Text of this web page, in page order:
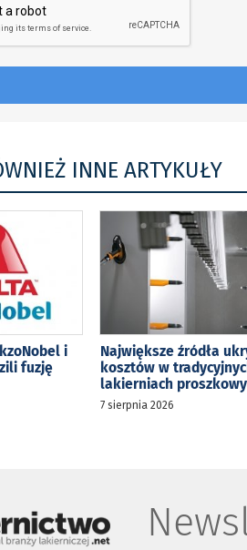
INNE ARTYKUŁY
i
fuzję
Największe źródła
kosztów w
lakierniach
7 sierpnia 2026